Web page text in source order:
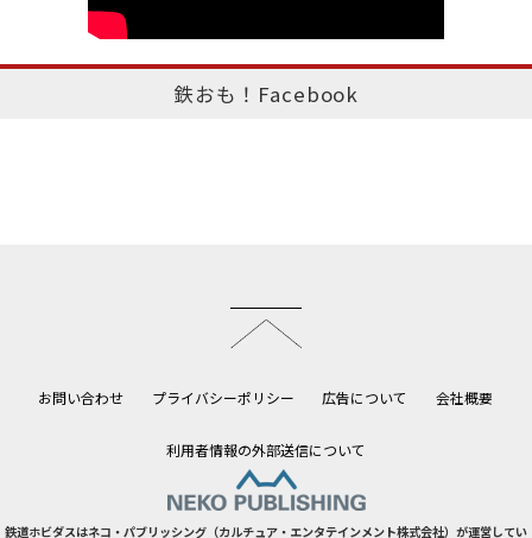
鉄おも！Facebook
お問い合わせ プライバシーポリシー 広告について 会社概要
利用者情報の外部送信について
鉄道ホビダスはネコ・パブリッシング（カルチュア・エンタテインメント株式会社）が運営してい